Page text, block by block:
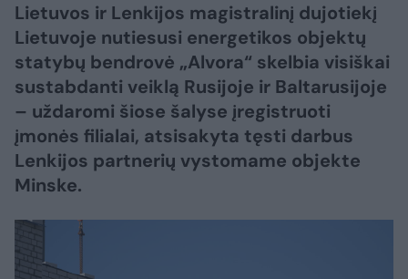
Lietuvos ir Lenkijos magistralinį dujotiekį
Lietuvoje nutiesusi energetikos objektų
statybų bendrovė „Alvora“ skelbia visiškai
sustabdanti veiklą Rusijoje ir Baltarusijoje
– uždaromi šiose šalyse įregistruoti
įmonės filialai, atsisakyta tęsti darbus
Lenkijos partnerių vystomame objekte
Minske.